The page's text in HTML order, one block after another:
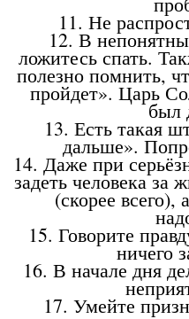
11. Не
12. В
ложитесь спать.
полезно помнить,
пройдет». Царь
был
13. Есть такая
дальше».
14. Даже при
задеть человека
(скорее всего),
15. Говорите
ничего
16. В начале дня
17. Умейте